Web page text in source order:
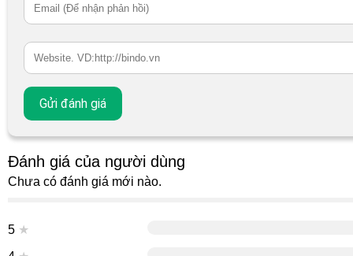
Đánh giá của người dùng
Chưa có đánh giá mới nào.
5 ★